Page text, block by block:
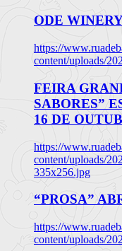
ODE
https://
content/uploads/
FEIRA
SABORES”
16 DE
https://
content/uploads/
335x256.jpg
“PROSA”
https://
content/uploads/